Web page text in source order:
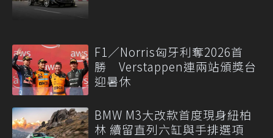
F1／Norris匈牙利奪2026首
勝 Verstappen連兩站頒獎台
迎暑休
BMW M3大改款首度現身紐柏
林 續留直列六缸與手排選項